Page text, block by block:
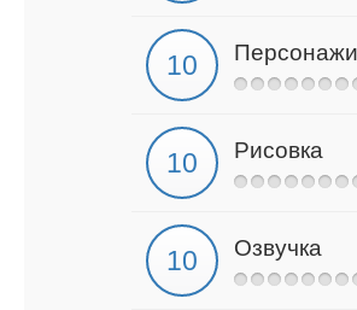
Персонажи
Рисовка
Озвучка